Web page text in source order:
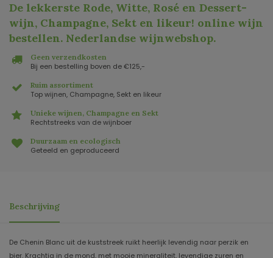
De lekkerste Rode, Witte, Rosé en Dessert-
wijn, Champagne, Sekt en likeur! online wijn
bestellen. Nederlandse wijnwebshop.
Geen verzendkosten
Bij een bestelling boven de €125,-
Ruim assortiment
Top wijnen, Champagne, Sekt en likeur
Unieke wijnen, Champagne en Sekt
Rechtstreeks van de wijnboer
Duurzaam en ecologisch
Geteeld en geproduceerd
Beschrijving
De Chenin Blanc uit de kuststreek ruikt heerlijk levendig naar perzik en
bier. Krachtig in de mond, met mooie mineraliteit, levendige zuren en